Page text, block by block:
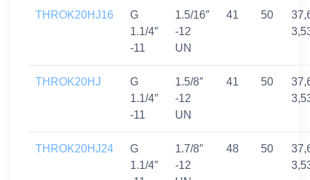
THROK20HJ16
G
1.1/4″
-11
1.5/16″
-12
UN
41 50
THROK20HJ
G
1.1/4″
-11
1.5/8″
-12
UN
41 50
THROK20HJ24
G
1.1/4″
1.7/8″
-12
48 50